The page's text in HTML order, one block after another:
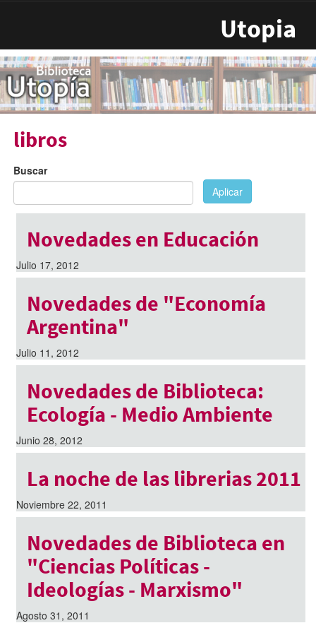
Utopia
libros
Buscar
Aplicar
Novedades en Educación
Julio 17, 2012
Novedades de "Economía
Argentina"
Julio 11, 2012
Novedades de Biblioteca:
Ecología - Medio Ambiente
Junio 28, 2012
La noche de las librerias 2011
Noviembre 22, 2011
Novedades de Biblioteca en
"Ciencias Políticas -
Ideologías - Marxismo"
Agosto 31, 2011